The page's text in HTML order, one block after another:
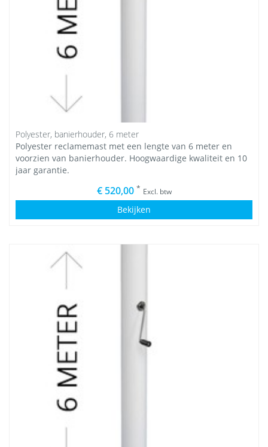
Polyester, banierhouder, 6 meter
Polyester reclamemast met een lengte van 6 meter en
voorzien van banierhouder. Hoogwaardige kwaliteit en 10
jaar garantie.
€ 520,00 * Excl. btw
Bekijken